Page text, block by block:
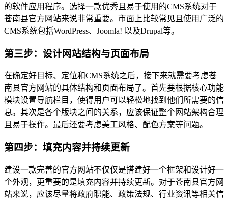
的软件应用程序。选择一款优秀且易于使用的CMS系统对于
苍南县官方网站来说非常重要。市面上比较常见且使用广泛的
CMS系统包括WordPress、Joomla! 以及Drupal等。
第三步：设计网站结构与页面布局
在确定好目标、定位和CMS系统之后，接下来就需要考虑苍
南县官方网站的具体结构和页面布局了。首先要根据核心功能
模块设置导航栏目，使得用户可以轻松地找到他们所需要的信
息。其次是各个版块之间的关系，应该保证整个网站架构合理
且易于操作。最后还要考虑美工风格、配色方案等问题。
第四步：填充内容并持续更新
建设一款完善的官方网站不仅仅是搭建好一个框架和设计好一
个外观，更重要的是填充内容并持续更新。对于苍南县官方网
站来说，应该尽量将政府职能、政策法规、行业资讯等相关信